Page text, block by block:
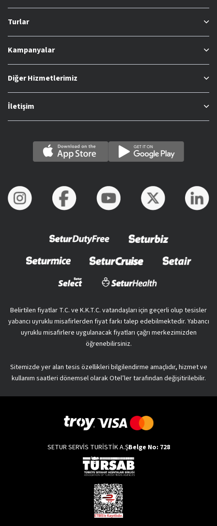
Turlar
Kampanyalar
Diğer Hizmetlerimiz
İletişim
Belirtilen fiyatlar T.C. ve K.K.T.C. vatandaşları için geçerli olup tesisler
yabancı uyruklu misafirlerden fiyat farkı talep edebilmektedir. Yabancı
uyruklu misafirlere uygulanacak fiyatları çağrı merkezimizden
öğrenebilirsiniz.
Sitemizde yer alan tesis özellikleri bilgilendirme amaçlıdır, hizmet ve
kullanım saatleri dönemsel olarak Otel’ler tarafından değişitirilebilir.
SETUR SERVİS TURİSTİK A.ŞBelge No: 728